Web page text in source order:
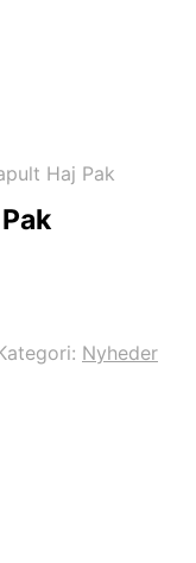
Haj Pak
Nyheder